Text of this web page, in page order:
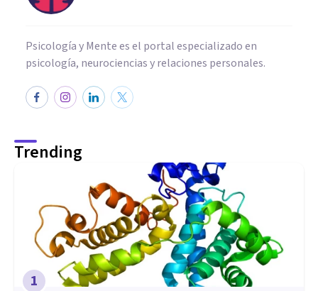
Psicología y Mente es el portal especializado en
psicología, neurociencias y relaciones personales.
Trending
1